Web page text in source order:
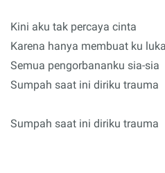
Kini aku tak percaya cinta
Karena hanya membuat ku luka
Semua pengorbananku sia-sia
Sumpah saat ini diriku trauma
Sumpah saat ini diriku trauma